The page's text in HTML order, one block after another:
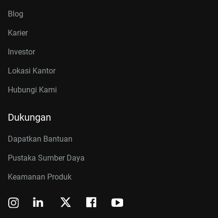
Blog
Karier
Investor
Lokasi Kantor
Hubungi Kami
Dukungan
Dapatkan Bantuan
Pustaka Sumber Daya
Keamanan Produk